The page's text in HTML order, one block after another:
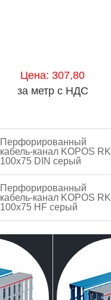
Цена: 307,80
за метр с НДС
Перфорированный
кабель-канал KOPOS RK
100х75 DIN серый
Перфорированный
кабель-канал KOPOS RK
100х75 HF серый